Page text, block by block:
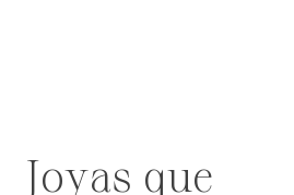
Joyas que